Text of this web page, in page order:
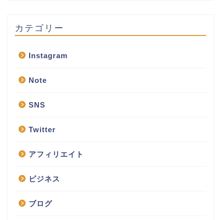
カテゴリー
Instagram
Note
SNS
Twitter
アフィリエイト
ビジネス
ブログ